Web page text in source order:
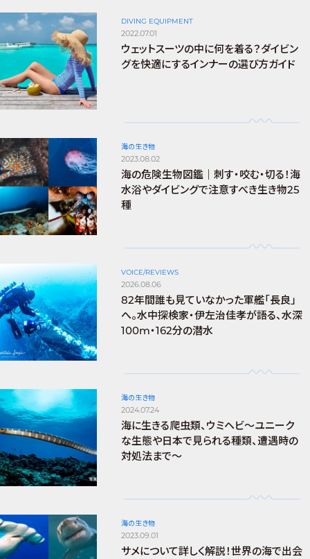
DIVING EQUIPMENT
2022.07.01
ウェットスーツの中に何を着る？ダイビン
グを快適にするインナーの選び方ガイド
海の生き物
2023.08.02
海の危険生物図鑑｜刺す・咬む・切る！海
水浴やダイビングで注意すべき生き物25
種
VOICE/REVIEWS
2026.08.06
82年間誰も見ていなかった軍艦「長良」
へ。水中探検家・伊左治佳孝が語る、水深
100m・162分の潜水
海の生き物
2024.07.24
海に生きる爬虫類、ウミヘビ～ユニーク
な生態や日本で見られる種類、遭遇時の
対処法まで～
海の生き物
2023.09.01
サメについて詳しく解説！世界の海で出会